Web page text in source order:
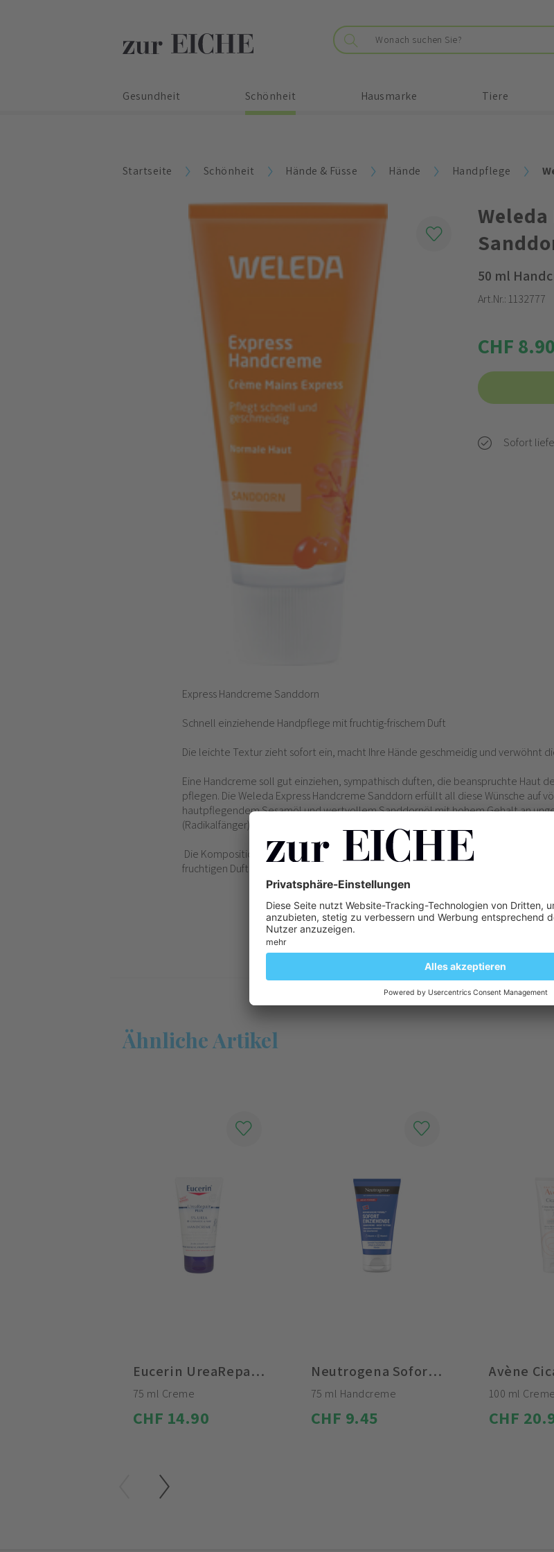
Gesundheit Schönheit Hausmarke Tiere
Startseite Schönheit Hände & Füsse Hände Handpflege
50 ml
Art.Nr.: 1132777
CHF 8.90
Sofort
Express Handcreme Sanddorn
Schnell einziehende Handpflege mit fruchtig-frischem Duft
Die leichte Textur zieht sofort ein, macht Ihre Hände geschmeidig und verwöhnt
Eine Handcreme soll gut einziehen, sympathisch duften, die beanspruchte Haut
pflegen. Die Weleda Express Handcreme Sanddorn erfüllt all diese Wünsche auf
hautpflegendem Sesamöl und wertvollem Sanddornöl mit hohem Gehalt an
(Radikalfänger) unterstützt den Fett- und Feuchtigkeitshaushalt der Haut und
Die Komposition echter ätherischer Öle von Orange, Mandarine und Grapefruit
fruchtigen Duft.
Ähnliche Artikel
Eucerin UreaRepair Plus Handcreme 5% Urea
75 ml Creme
CHF 14.90
Neutrogena Sofort einziehende Handcreme
75 ml Handcreme
CHF 9.45
100 ml Creme
CHF